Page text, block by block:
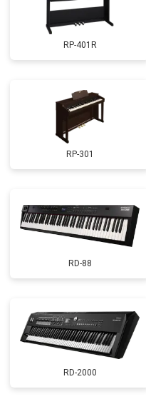
RP-401R
RP-301
RD-88
RD-2000